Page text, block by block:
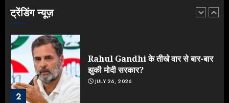
ट्रेंडिंग न्यूज़
1
2
Rahul Gandhi के तीखे वार से बार-बार
झुकी मोदी सरकार?
JULY 26, 2026